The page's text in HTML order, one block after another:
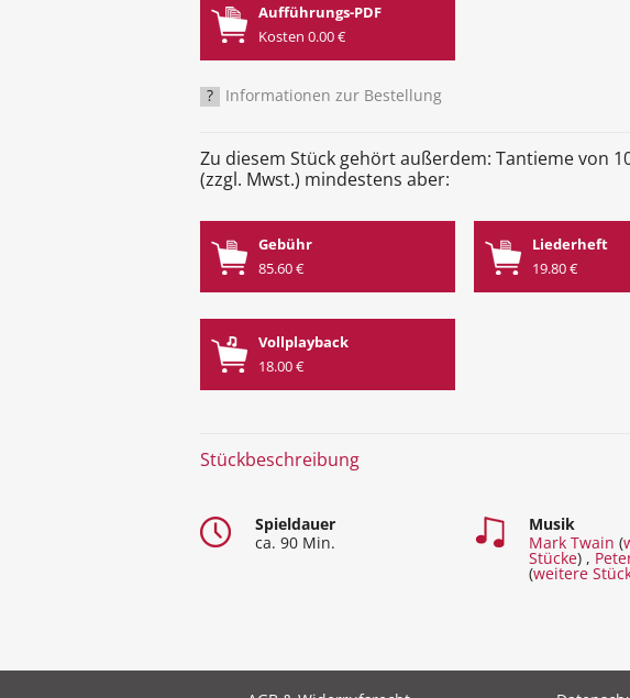
Aufführungs-PDF
Kosten 0.00 €
? Informationen zur Bestellung
Zu diesem Stück gehört außerdem: Tantieme von
(zzgl. Mwst.) mindestens aber:
Gebühr
85.60 €
Liederheft
19.80 €
Vollplayback
18.00 €
Stückbeschreibung
Spieldauer
ca. 90 Min.
Musik
Mark Twain (
Stücke) ,
(weitere